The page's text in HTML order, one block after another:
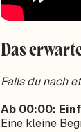
Das
Falls du nach
Ab 00:00:
Eine kleine